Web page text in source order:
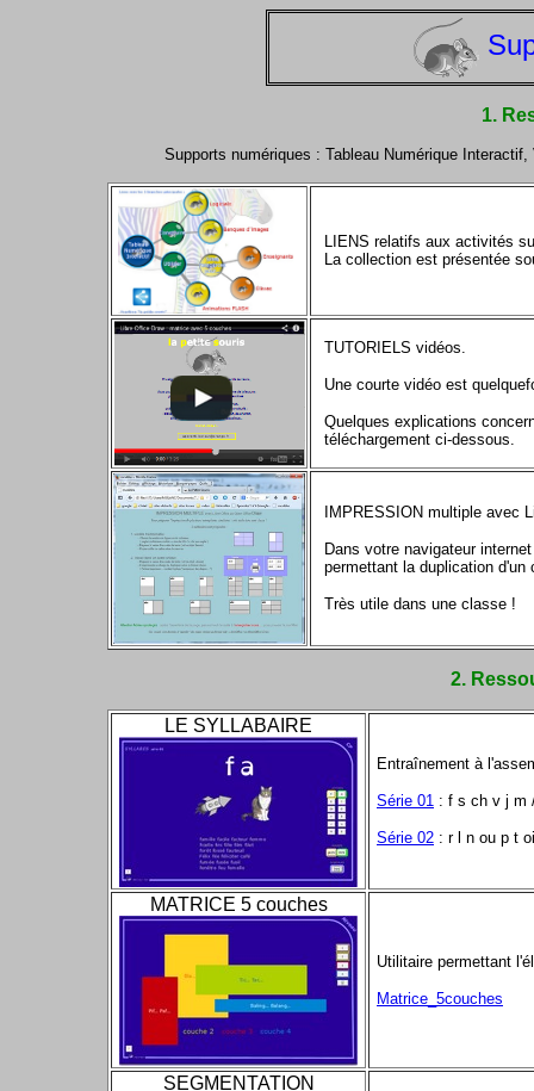
1.
Supports numériques : Tableau Numérique
LIENS relatifs aux activités
La collection est présentée
TUTORIELS vidéos.
Une courte vidéo est
Quelques explications
téléchargement ci-dessous.
IMPRESSION multiple avec
Dans votre navigateur
permettant la duplication d'un
Très utile dans une classe !
2.
LE SYLLABAIRE
Entraînement à
Série 01 : f s ch v j m
Série 02 : r l n ou p t
MATRICE 5 couches
Utilitaire permettant
Matrice_5couches
SEGMENTATION